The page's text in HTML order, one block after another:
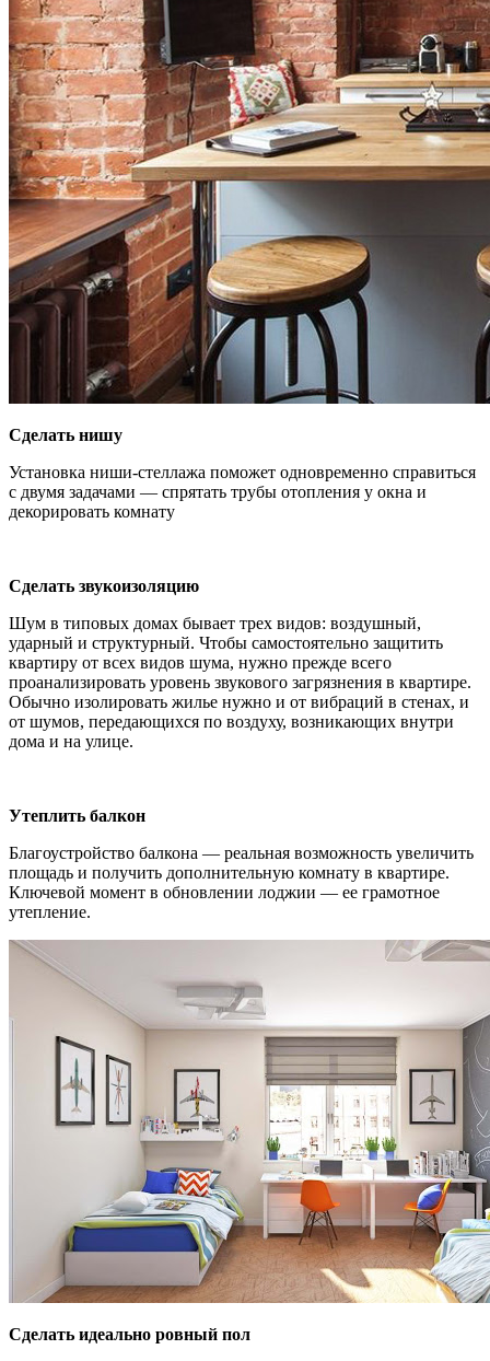
Сделать нишу
Установка ниши-стеллажа поможет одновременно справиться
с двумя задачами — спрятать трубы отопления у окна и
декорировать комнату
Сделать звукоизоляцию
Шум в типовых домах бывает трех видов: воздушный,
ударный и структурный. Чтобы самостоятельно защитить
квартиру от всех видов шума, нужно прежде всего
проанализировать уровень звукового загрязнения в квартире.
Обычно изолировать жилье нужно и от вибраций в стенах, и
от шумов, передающихся по воздуху, возникающих внутри
дома и на улице.
Утеплить балкон
Благоустройство балкона — реальная возможность увеличить
площадь и получить дополнительную комнату в квартире.
Ключевой момент в обновлении лоджии — ее грамотное
утепление.
Сделать идеально ровный пол